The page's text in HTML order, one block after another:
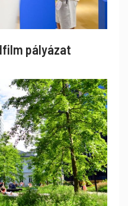
pályázat